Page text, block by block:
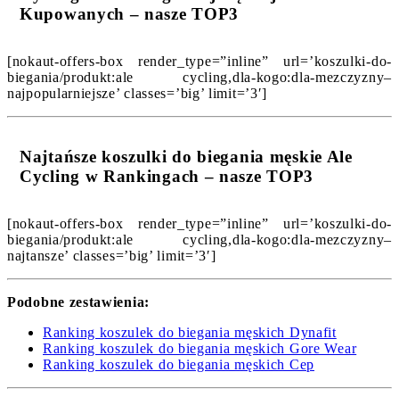
Kupowanych – nasze TOP3
[nokaut-offers-box render_type=”inline” url=’koszulki-do-
biegania/produkt:ale cycling,dla-kogo:dla-mezczyzny–
najpopularniejsze’ classes=’big’ limit=’3′]
Najtańsze koszulki do biegania męskie Ale
Cycling w Rankingach – nasze TOP3
[nokaut-offers-box render_type=”inline” url=’koszulki-do-
biegania/produkt:ale cycling,dla-kogo:dla-mezczyzny–
najtansze’ classes=’big’ limit=’3′]
Podobne zestawienia:
Ranking koszulek do biegania męskich Dynafit
Ranking koszulek do biegania męskich Gore Wear
Ranking koszulek do biegania męskich Cep